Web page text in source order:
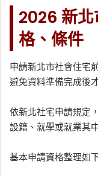
2026 新
格、條件
申請新北市社會住宅
避免資料準備完成後
依新北社宅申請規定
設籍、就學或就業其
基本申請資格整理如